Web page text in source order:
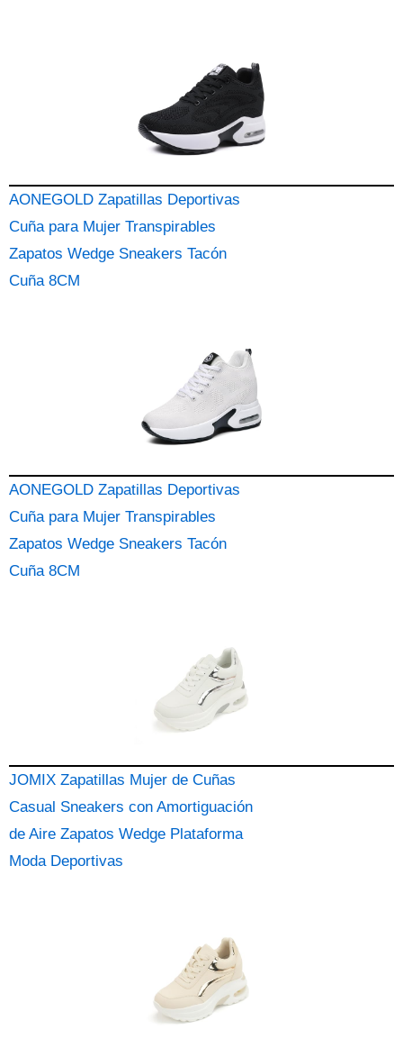
AONEGOLD Zapatillas Deportivas
Cuña para Mujer Transpirables
Zapatos Wedge Sneakers Tacón
Cuña 8CM
AONEGOLD Zapatillas Deportivas
Cuña para Mujer Transpirables
Zapatos Wedge Sneakers Tacón
Cuña 8CM
JOMIX Zapatillas Mujer de Cuñas
Casual Sneakers con Amortiguación
de Aire Zapatos Wedge Plataforma
Moda Deportivas